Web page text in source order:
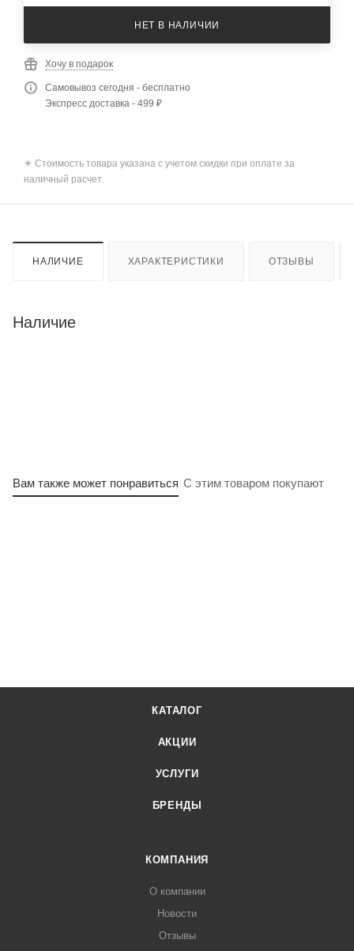
НЕТ В НАЛИЧИИ
Хочу в подарок
Самовывоз сегодня - бесплатно
Экспресс доставка - 499 ₽
✴️ Стоимость товара указана с учетом скидки при оплате за
наличный расчет.
НАЛИЧИЕ ХАРАКТЕРИСТИКИ ОТЗЫВЫ
Наличие
Вам также может понравиться С этим товаром покупают
КАТАЛОГ
АКЦИИ
УСЛУГИ
БРЕНДЫ
КОМПАНИЯ
О компании
Новости
Отзывы